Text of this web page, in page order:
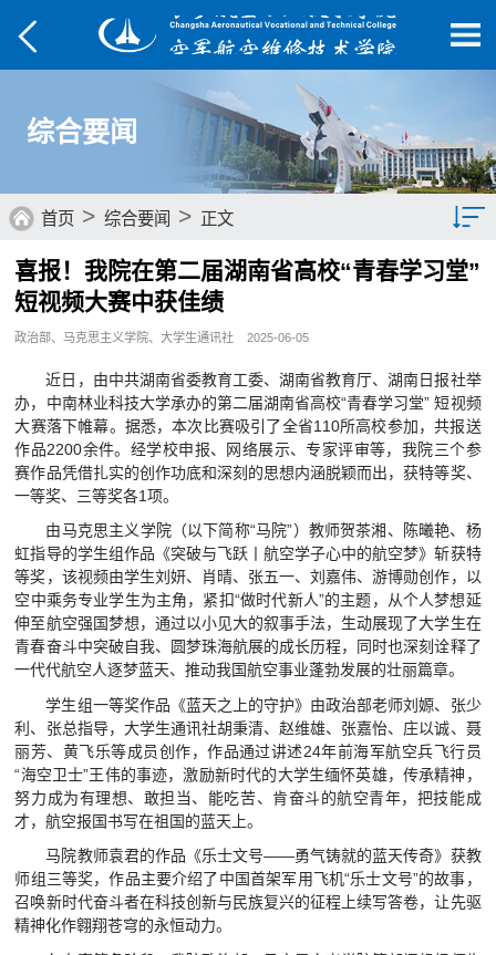
综合要闻
首页 > 综合要闻 > 正文
综合要闻
媒体航院
菁菁校园
学子风采
教育家精神万里行
喜报！我院在第二届湖南省高校“青春学习堂”
短视频大赛中获佳绩
政治部、马克思主义学院、大学生通讯社 2025-06-05
近日，由中共湖南省委教育工委、湖南省教育厅、湖南日报社举
办，中南林业科技大学承办的第二届湖南省高校“青春学习堂” 短视频
大赛落下帷幕。据悉，本次比赛吸引了全省110所高校参加，共报送
作品2200余件。经学校申报、网络展示、专家评审等，我院三个参
赛作品凭借扎实的创作功底和深刻的思想内涵脱颖而出，获特等奖、
一等奖、三等奖各1项。
由马克思主义学院（以下简称“马院”）教师贺茶湘、陈曦艳、杨
虹指导的学生组作品《突破与飞跃丨航空学子心中的航空梦》斩获特
等奖，该视频由学生刘妍、肖晴、张五一、刘嘉伟、游博勋创作，以
空中乘务专业学生为主角，紧扣“做时代新人”的主题，从个人梦想延
伸至航空强国梦想，通过以小见大的叙事手法，生动展现了大学生在
青春奋斗中突破自我、圆梦珠海航展的成长历程，同时也深刻诠释了
一代代航空人逐梦蓝天、推动我国航空事业蓬勃发展的壮丽篇章。
学生组一等奖作品《蓝天之上的守护》由政治部老师刘嫄、张少
利、张总指导，大学生通讯社胡秉清、赵维雄、张嘉怡、庄以诚、聂
丽芳、黄飞乐等成员创作，作品通过讲述24年前海军航空兵飞行员
“海空卫士”王伟的事迹，激励新时代的大学生缅怀英雄，传承精神，
努力成为有理想、敢担当、能吃苦、肯奋斗的航空青年，把技能成
才，航空报国书写在祖国的蓝天上。
马院教师袁君的作品《乐士文号——勇气铸就的蓝天传奇》获教
师组三等奖，作品主要介绍了中国首架军用飞机“乐士文号”的故事，
召唤新时代奋斗者在科技创新与民族复兴的征程上续写答卷，让先驱
精神化作翱翔苍穹的永恒动力。